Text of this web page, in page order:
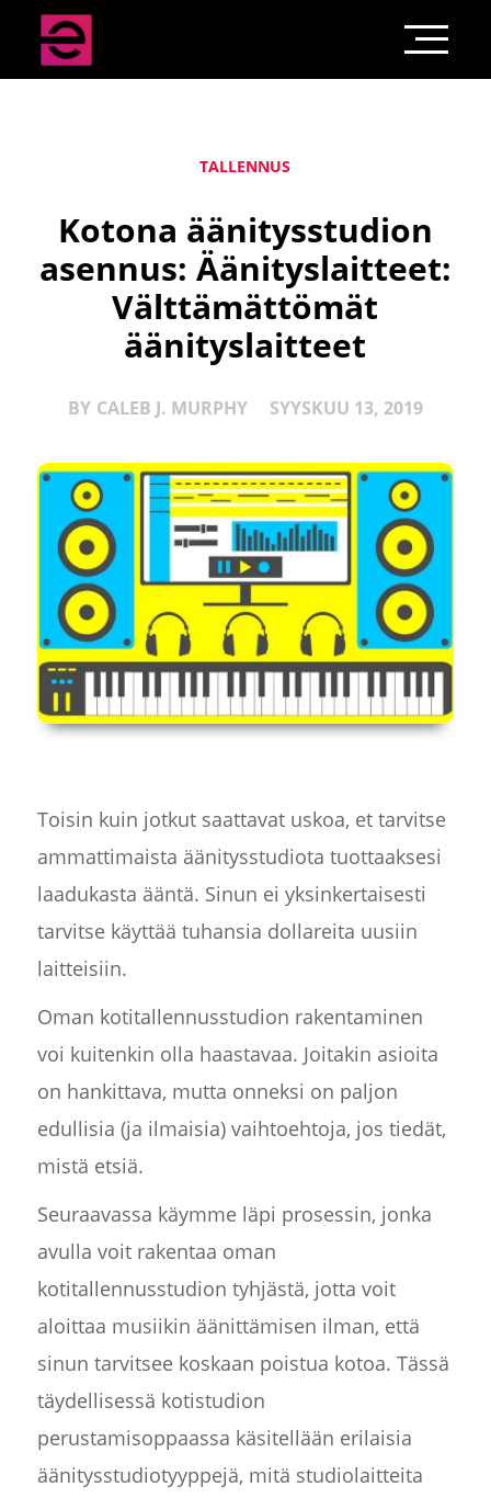
TALLENNUS
Kotona äänitysstudion
asennus: Äänityslaitteet:
Välttämättömät
äänityslaitteet
BY CALEB J. MURPHY SYYSKUU 13, 2019
Toisin kuin jotkut saattavat uskoa, et tarvitse
ammattimaista äänitysstudiota tuottaaksesi
laadukasta ääntä. Sinun ei yksinkertaisesti
tarvitse käyttää tuhansia dollareita uusiin
laitteisiin.
Oman kotitallennusstudion rakentaminen
voi kuitenkin olla haastavaa. Joitakin asioita
on hankittava, mutta onneksi on paljon
edullisia (ja ilmaisia) vaihtoehtoja, jos tiedät,
mistä etsiä.
Seuraavassa käymme läpi prosessin, jonka
avulla voit rakentaa oman
kotitallennusstudion tyhjästä, jotta voit
aloittaa musiikin äänittämisen ilman, että
sinun tarvitsee koskaan poistua kotoa. Tässä
täydellisessä kotistudion
perustamisoppaassa käsitellään erilaisia
äänitysstudiotyyppejä, mitä studiolaitteita